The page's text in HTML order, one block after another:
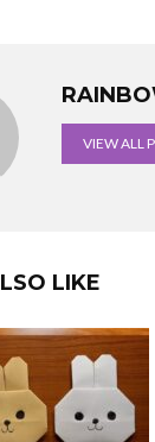
VIEW ALL
LIKE